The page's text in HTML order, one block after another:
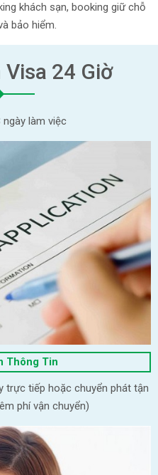
khách sạn, booking giữ chỗ
bảo hiểm.
24 Giờ
làm việc
Thông Tin
trực tiếp hoặc chuyển phát tận
phí vận chuyển)